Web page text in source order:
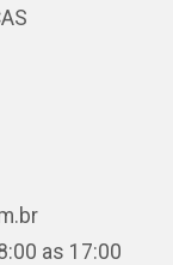
as 17:00